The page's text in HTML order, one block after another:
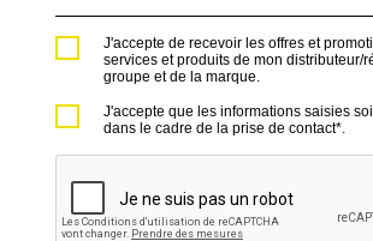
J'accepte de recevoir les offres et
services et produits de mon distributeur/
groupe et de la marque.
J'accepte que les informations saisies
dans le cadre de la prise de contact*.